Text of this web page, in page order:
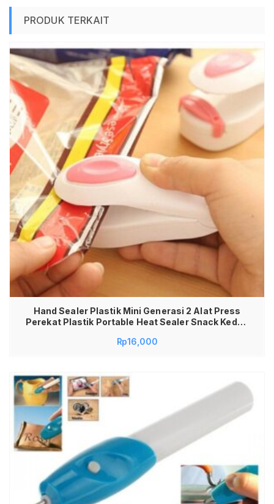
PRODUK TERKAIT
Hand Sealer Plastik Mini Generasi 2 Alat Press
Perekat Plastik Portable Heat Sealer Snack Kedap
Bumbu Dapur Praktis Penutup Plastik Kemasan
Rp16,000